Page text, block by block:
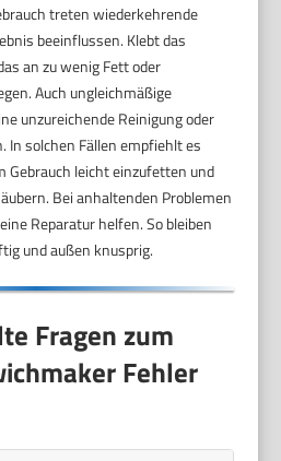
treten wiederkehrende
beeinflussen. Klebt das
an zu wenig Fett oder
Auch ungleichmäßige
unzureichende Reinigung oder
In solchen Fällen empfiehlt es
Gebrauch leicht einzufetten und
Bei anhaltenden Problemen
Reparatur helfen. So bleiben
und außen knusprig.
Fragen zum
Fehler